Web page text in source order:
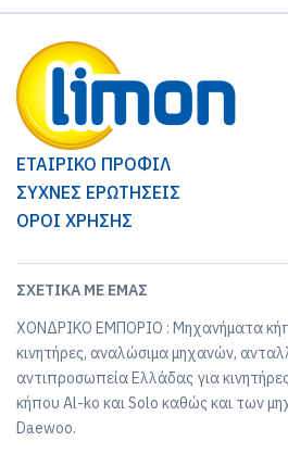
ΕΤΑΙΡΙΚΟ ΠΡΟΦΙΛ
ΣΥΧΝΕΣ ΕΡΩΤΗΣΕΙΣ
ΟΡΟΙ ΧΡΗΣΗΣ
ΣΧΕΤΙΚΆ ΜΕ ΕΜΆΣ
ΧΟΝΔΡΙΚΟ ΕΜΠΟΡΙΟ : Μηχανήματα
κινητήρες, αναλώσιμα μηχανών,
αντιπροσωπεία Ελλάδας για
κήπου Al-ko και Solo καθώς και των
Daewoo.